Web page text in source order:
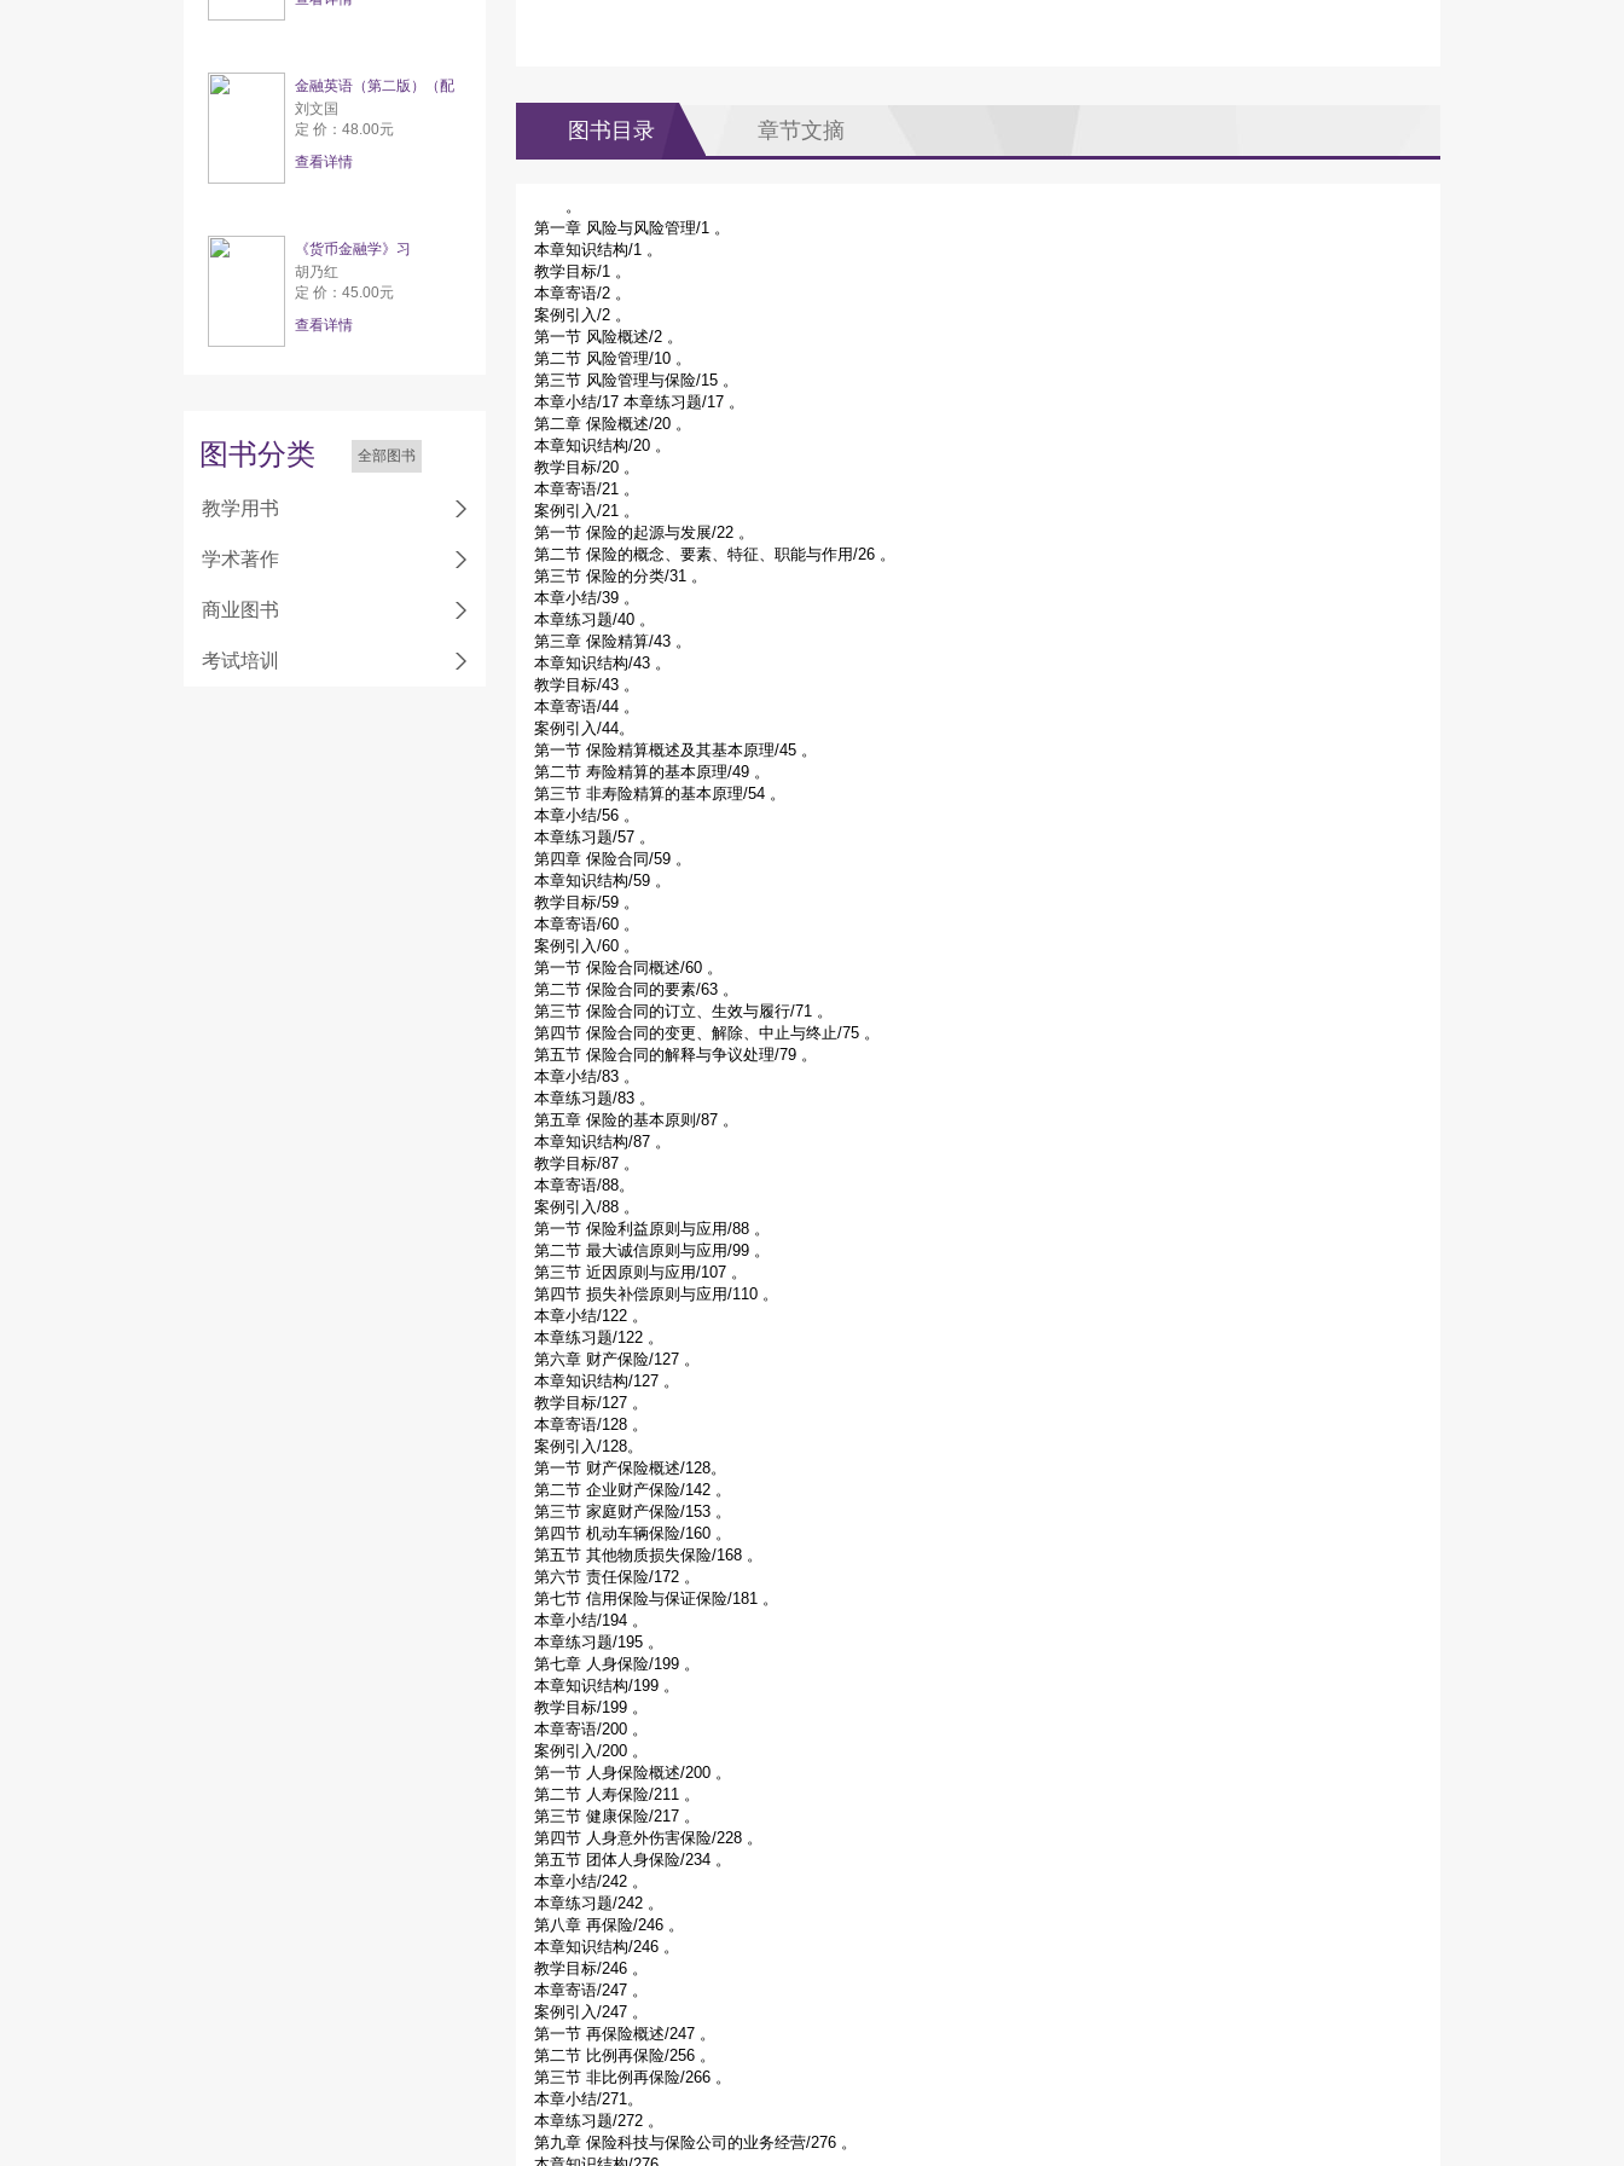
金融英语（第二版）（配
刘文国
定 价：48.00元
查看详情
《货币金融学》习
胡乃红
定 价：45.00元
查看详情
图书分类 全部图书
教学用书
学术著作
商业图书
考试培训
图书目录 章节文摘
。
第一章 风险与风险管理/1 。
本章知识结构/1 。
教学目标/1 。
本章寄语/2 。
案例引入/2 。
第一节 风险概述/2 。
第二节 风险管理/10 。
第三节 风险管理与保险/15 。
本章小结/17 本章练习题/17 。
第二章 保险概述/20 。
本章知识结构/20 。
教学目标/20 。
本章寄语/21 。
案例引入/21 。
第一节 保险的起源与发展/22 。
第二节 保险的概念、要素、特征、职能与作用/26 。
第三节 保险的分类/31 。
本章小结/39 。
本章练习题/40 。
第三章 保险精算/43 。
本章知识结构/43 。
教学目标/43 。
本章寄语/44 。
案例引入/44。
第一节 保险精算概述及其基本原理/45 。
第二节 寿险精算的基本原理/49 。
第三节 非寿险精算的基本原理/54 。
本章小结/56 。
本章练习题/57 。
第四章 保险合同/59 。
本章知识结构/59 。
教学目标/59 。
本章寄语/60 。
案例引入/60 。
第一节 保险合同概述/60 。
第二节 保险合同的要素/63 。
第三节 保险合同的订立、生效与履行/71 。
第四节 保险合同的变更、解除、中止与终止/75 。
第五节 保险合同的解释与争议处理/79 。
本章小结/83 。
本章练习题/83 。
第五章 保险的基本原则/87 。
本章知识结构/87 。
教学目标/87 。
本章寄语/88。
案例引入/88 。
第一节 保险利益原则与应用/88 。
第二节 最大诚信原则与应用/99 。
第三节 近因原则与应用/107 。
第四节 损失补偿原则与应用/110 。
本章小结/122 。
本章练习题/122 。
第六章 财产保险/127 。
本章知识结构/127 。
教学目标/127 。
本章寄语/128 。
案例引入/128。
第一节 财产保险概述/128。
第二节 企业财产保险/142 。
第三节 家庭财产保险/153 。
第四节 机动车辆保险/160 。
第五节 其他物质损失保险/168 。
第六节 责任保险/172 。
第七节 信用保险与保证保险/181 。
本章小结/194 。
本章练习题/195 。
第七章 人身保险/199 。
本章知识结构/199 。
教学目标/199 。
本章寄语/200 。
案例引入/200 。
第一节 人身保险概述/200 。
第二节 人寿保险/211 。
第三节 健康保险/217 。
第四节 人身意外伤害保险/228 。
第五节 团体人身保险/234 。
本章小结/242 。
本章练习题/242 。
第八章 再保险/246 。
本章知识结构/246 。
教学目标/246 。
本章寄语/247 。
案例引入/247 。
第一节 再保险概述/247 。
第二节 比例再保险/256 。
第三节 非比例再保险/266 。
本章小结/271。
本章练习题/272 。
第九章 保险科技与保险公司的业务经营/276 。